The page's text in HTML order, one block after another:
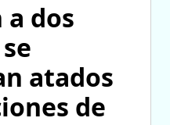
a dos
atados
de